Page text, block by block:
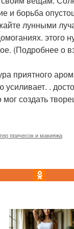
и борьба
лунными
этого
(Подробнее о
приятного
.
создать
причесок и макияжа